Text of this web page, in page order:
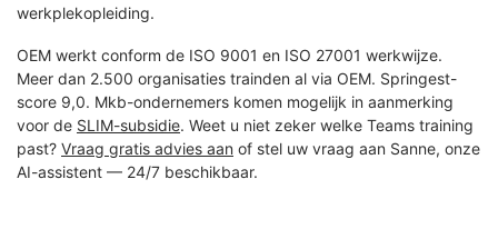
werkplekopleiding.
OEM werkt conform de ISO 9001 en ISO 27001 werkwijze.
Meer dan 2.500 organisaties trainden al via OEM. Springest-
score 9,0. Mkb-ondernemers komen mogelijk in aanmerking
voor de SLIM-subsidie. Weet u niet zeker welke Teams training
past? Vraag gratis advies aan of stel uw vraag aan Sanne, onze
AI-assistent — 24/7 beschikbaar.